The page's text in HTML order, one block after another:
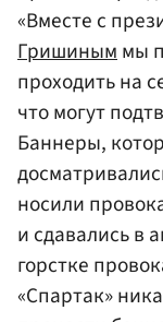
«Вместе с
Гришиныммы
проходить на
что могут
Баннеры,
носили
и сдавались в
горстке
«Спартак»